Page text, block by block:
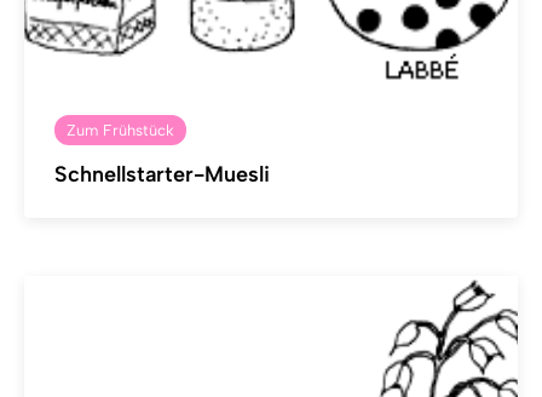
Zum Frühstück
Schnellstarter-Muesli